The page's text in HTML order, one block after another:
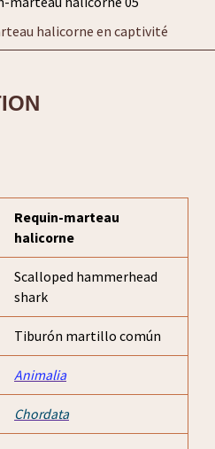
halicorne en captivité
Requin-marteau
halicorne
Scalloped hammerhead
shark
Tiburón martillo común
Animalia
Chordata